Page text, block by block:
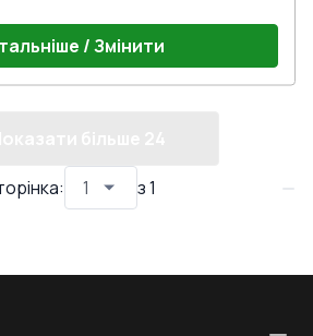
/ Змінити
: з1